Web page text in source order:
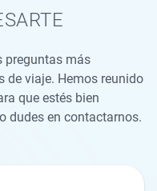
preguntas más
de viaje. Hemos reunido
que estés bien
dudes en contactarnos.